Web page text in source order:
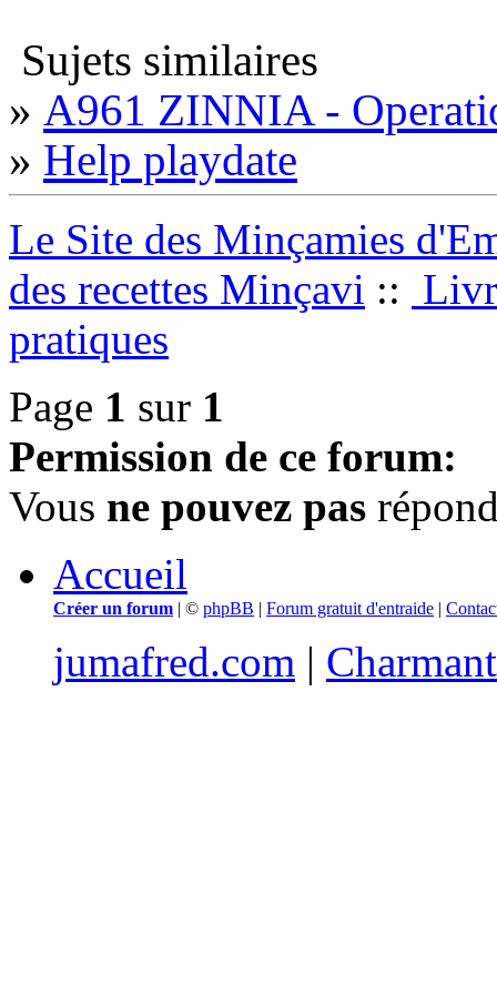
Sujets similaires
» A961 ZINNIA -
» Help playdate
Le Site des Minçamies
des recettes Minçavi ::
pratiques
Page 1 sur 1
Permission de ce forum:
Vous ne pouvez pas
Accueil
Créer un forum | © phpBB | Forum gratuit d'entraide |
jumafred.com |